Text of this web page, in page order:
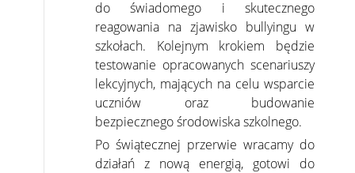
do świadomego i skutecznego
reagowania na zjawisko bullyingu w
szkołach. Kolejnym krokiem będzie
testowanie opracowanych scenariuszy
lekcyjnych, mających na celu wsparcie
uczniów oraz budowanie
bezpiecznego środowiska szkolnego.
Po świątecznej przerwie wracamy do
działań z nową energią, gotowi do